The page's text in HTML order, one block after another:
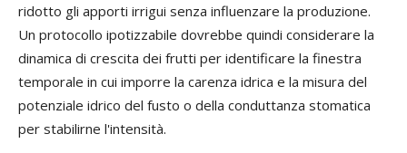
ridotto gli apporti irrigui senza influenzare la produzione.
Un protocollo ipotizzabile dovrebbe quindi considerare la
dinamica di crescita dei frutti per identificare la finestra
temporale in cui imporre la carenza idrica e la misura del
potenziale idrico del fusto o della conduttanza stomatica
per stabilirne l'intensità.